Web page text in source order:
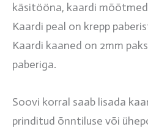
käsitööna, kaardi mõõtmed
Kaardi peal on krepp
Kaardi kaaned on 2mm
paberiga.
Soovi korral saab lisada
prinditud õnntiluse või